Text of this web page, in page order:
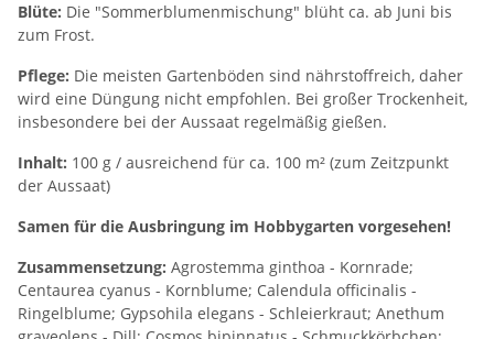
Blüte: Die "Sommerblumenmischung" blüht ca. ab Juni bis
zum Frost.
Pflege: Die meisten Gartenböden sind nährstoffreich, daher
wird eine Düngung nicht empfohlen. Bei großer Trockenheit,
insbesondere bei der Aussaat regelmäßig gießen.
Inhalt: 100 g / ausreichend für ca. 100 m² (zum Zeitzpunkt
der Aussaat)
Samen für die Ausbringung im Hobbygarten vorgesehen!
Zusammensetzung: Agrostemma ginthoa - Kornrade;
Centaurea cyanus - Kornblume; Calendula officinalis -
Ringelblume; Gypsohila elegans - Schleierkraut; Anethum